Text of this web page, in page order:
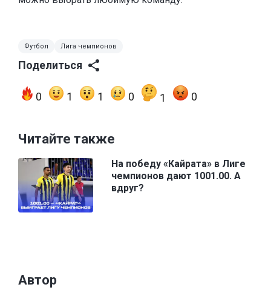
Футбол Лига чемпионов
Поделиться
0 1 1 0 1 0
Читайте также
На победу «Кайрата» в Лиге
чемпионов дают 1001.00. А
вдруг?
Автор